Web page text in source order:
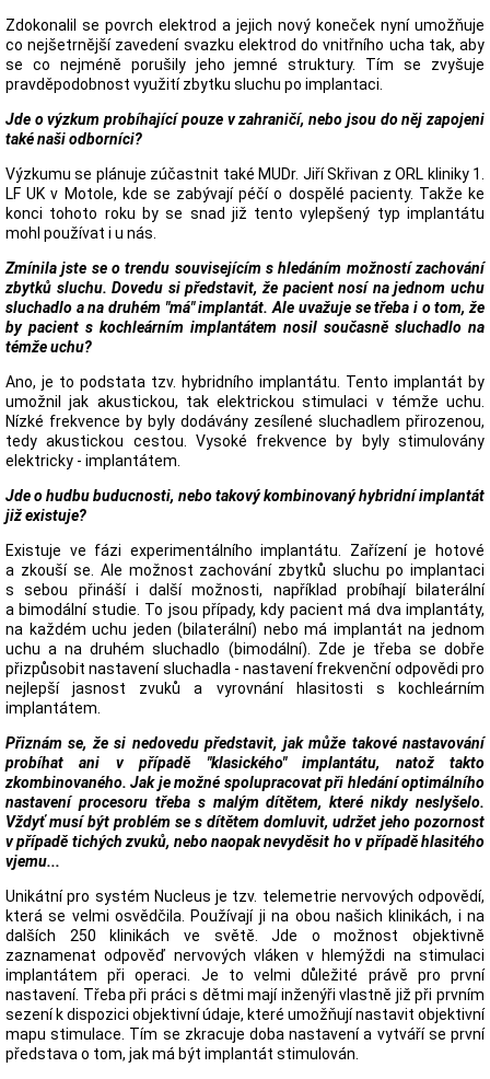
Zdokonalil se povrch elektrod a jejich nový koneček nyní umožňuje
co nejšetrnější zavedení svazku elektrod do vnitřního ucha tak, aby
se co nejméně porušily jeho jemné struktury. Tím se zvyšuje
pravděpodobnost využití zbytku sluchu po implantaci.
Jde o výzkum probíhající pouze v zahraničí, nebo jsou do něj zapojeni
také naši odborníci?
Výzkumu se plánuje zúčastnit také MUDr. Jiří Skřivan z ORL kliniky 1.
LF UK v Motole, kde se zabývají péčí o dospělé pacienty. Takže ke
konci tohoto roku by se snad již tento vylepšený typ implantátu
mohl používat i u nás.
Zmínila jste se o trendu souvisejícím s hledáním možností zachování
zbytků sluchu. Dovedu si představit, že pacient nosí na jednom uchu
sluchadlo a na druhém "má" implantát. Ale uvažuje se třeba i o tom, že
by pacient s kochleárním implantátem nosil současně sluchadlo na
témže uchu?
Ano, je to podstata tzv. hybridního implantátu. Tento implantát by
umožnil jak akustickou, tak elektrickou stimulaci v témže uchu.
Nízké frekvence by byly dodávány zesílené sluchadlem přirozenou,
tedy akustickou cestou. Vysoké frekvence by byly stimulovány
elektricky - implantátem.
Jde o hudbu buducnosti, nebo takový kombinovaný hybridní implantát
již existuje?
Existuje ve fázi experimentálního implantátu. Zařízení je hotové
a zkouší se. Ale možnost zachování zbytků sluchu po implantaci
s sebou přináší i další možnosti, například probíhají bilaterální
a bimodální studie. To jsou případy, kdy pacient má dva implantáty,
na každém uchu jeden (bilaterální) nebo má implantát na jednom
uchu a na druhém sluchadlo (bimodální). Zde je třeba se dobře
přizpůsobit nastavení sluchadla - nastavení frekvenční odpovědi pro
nejlepší jasnost zvuků a vyrovnání hlasitosti s kochleárním
implantátem.
Přiznám se, že si nedovedu představit, jak může takové nastavování
probíhat ani v případě "klasického" implantátu, natož takto
zkombinovaného. Jak je možné spolupracovat při hledání optimálního
nastavení procesoru třeba s malým dítětem, které nikdy neslyšelo.
Vždyť musí být problém se s dítětem domluvit, udržet jeho pozornost
v případě tichých zvuků, nebo naopak nevyděsit ho v případě hlasitého
vjemu...
Unikátní pro systém Nucleus je tzv. telemetrie nervových odpovědí,
která se velmi osvědčila. Používají ji na obou našich klinikách, i na
dalších 250 klinikách ve světě. Jde o možnost objektivně
zaznamenat odpověď nervových vláken v hlemýždi na stimulaci
implantátem při operaci. Je to velmi důležité právě pro první
nastavení. Třeba při práci s dětmi mají inženýři vlastně již při prvním
sezení k dispozici objektivní údaje, které umožňují nastavit objektivní
mapu stimulace. Tím se zkracuje doba nastavení a vytváří se první
představa o tom, jak má být implantát stimulován.